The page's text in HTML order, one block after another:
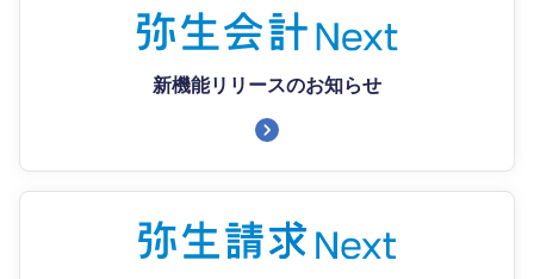
新機能リリースのお知らせ